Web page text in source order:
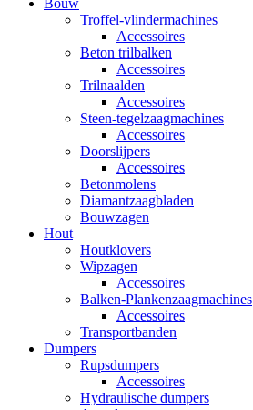
Bouw
Troffel-vlindermachines
Accessoires
Beton trilbalken
Accessoires
Trilnaalden
Accessoires
Steen-tegelzaagmachines
Accessoires
Doorslijpers
Accessoires
Betonmolens
Diamantzaagbladen
Bouwzagen
Hout
Houtklovers
Wipzagen
Accessoires
Balken-Plankenzaagmachines
Accessoires
Transportbanden
Dumpers
Rupsdumpers
Accessoires
Hydraulische dumpers